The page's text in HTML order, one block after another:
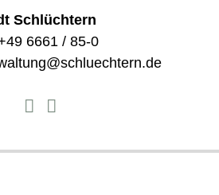
Schlüchtern
6661 / 85-0